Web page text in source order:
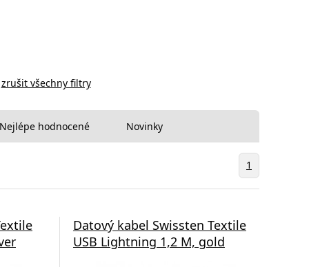
zrušit všechny filtry
Nejlépe hodnocené Novinky
1
Datový kabel Swissten Textile
USB Lightning 1,2 M, gold